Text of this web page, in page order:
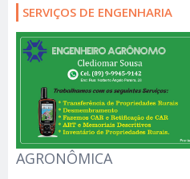
SERVIÇOS DE ENGENHARIA
AGRONÔMICA